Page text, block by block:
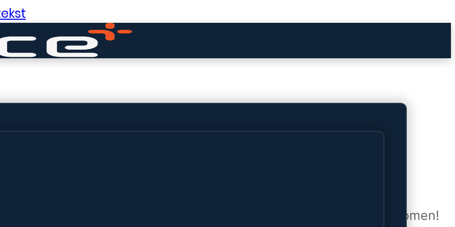
dingen in het verschiet
winkel wordt momenteel gebouwd en zal binnenkort online komen!